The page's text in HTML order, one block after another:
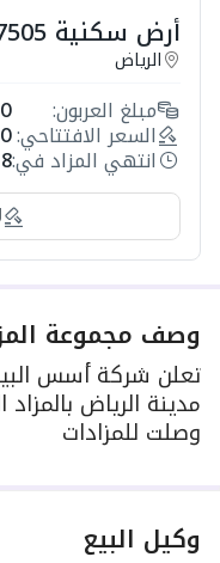
أرض سكنية 7505م2 في حي حطين
الرياض
مبلغ العربون:
السعر الافتتاحي:
انتهي المزاد في:18
وصف مجموعة
تعلن شركة أسس
مدينة الرياض
وصلت للمزادات
وكيل البيع